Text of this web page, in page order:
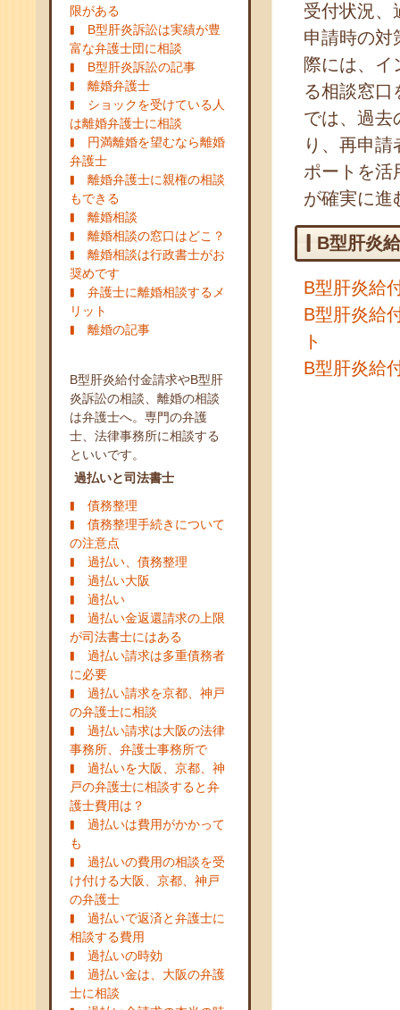
限がある
B型肝炎訴訟は実績が豊
富な弁護士団に相談
B型肝炎訴訟の記事
離婚弁護士
ショックを受けている人
は離婚弁護士に相談
円満離婚を望むなら離婚
弁護士
離婚弁護士に親権の相談
もできる
離婚相談
離婚相談の窓口はどこ？
離婚相談は行政書士がお
奨めです
弁護士に離婚相談するメ
リット
離婚の記事
B型肝炎給付金請求やB型肝
炎訴訟の相談、離婚の相談
は弁護士へ。専門の弁護
士、法律事務所に相談する
といいです。
過払いと司法書士
債務整理
債務整理手続きについて
の注意点
過払い、債務整理
過払い大阪
過払い
過払い金返還請求の上限
が司法書士にはある
過払い請求は多重債務者
に必要
過払い請求を京都、神戸
の弁護士に相談
過払い請求は大阪の法律
事務所、弁護士事務所で
過払いを大阪、京都、神
戸の弁護士に相談すると弁
護士費用は？
過払いは費用がかかって
も
過払いの費用の相談を受
け付ける大阪、京都、神戸
の弁護士
過払いで返済と弁護士に
相談する費用
過払いの時効
過払い金は、大阪の弁護
士に相談
受付状況、
申請時の
際には、イ
る相談窓口
では、過去
り、再申
ポートを活
が確実に進
B型肝炎
B型肝炎給
B型肝炎給
ト
B型肝炎給